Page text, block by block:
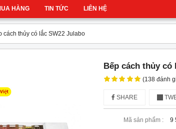
HÀNG TIN TỨC LIÊN HỆ
cách thủy có lắc SW22 Julabo
Bếp cách thủy có
(138 đánh
SHARE
Mã sản phẩm :
9